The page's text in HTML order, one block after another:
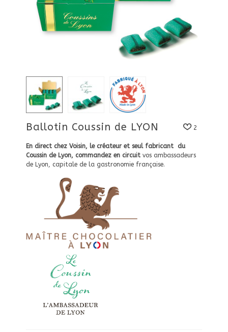
Ballotin Coussin de LYON 2
En direct chez Voisin, le créateur et seul fabricant du
Coussin de Lyon, commandez en circuit vos ambassadeurs
de Lyon, capitale de la gastronomie française.